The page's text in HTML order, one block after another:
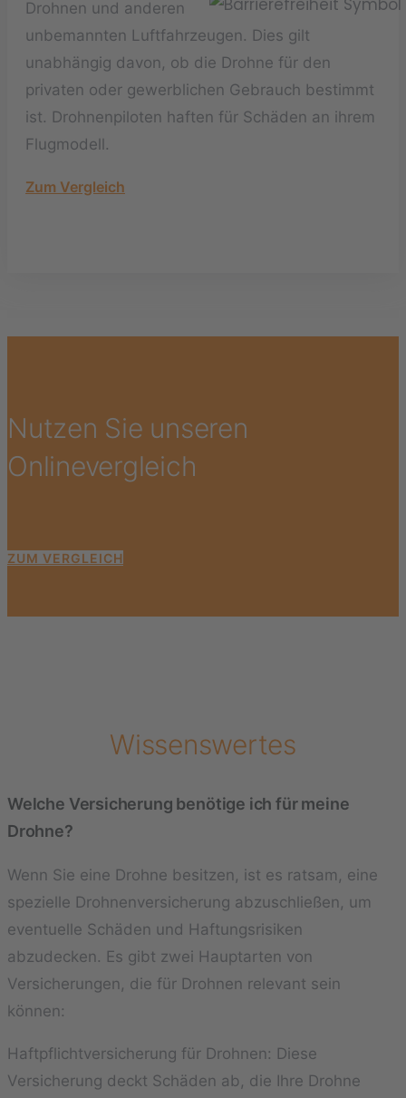
Drohnen und anderen
unbemannten Luftfahrzeugen. Dies gilt
unabhängig davon, ob die Drohne für den
privaten oder gewerblichen Gebrauch bestimmt
ist. Drohnenpiloten haften für Schäden an ihrem
Flugmodell.
Zum Vergleich
Nutzen Sie unseren
Onlinevergleich
ZUM VERGLEICH
Wissenswertes
Welche Versicherung benötige ich für meine
Drohne?
Wenn Sie eine Drohne besitzen, ist es ratsam, eine
spezielle Drohnenversicherung abzuschließen, um
eventuelle Schäden und Haftungsrisiken
abzudecken. Es gibt zwei Hauptarten von
Versicherungen, die für Drohnen relevant sein
können:
Haftpflichtversicherung für Drohnen: Diese
Versicherung deckt Schäden ab, die Ihre Drohne